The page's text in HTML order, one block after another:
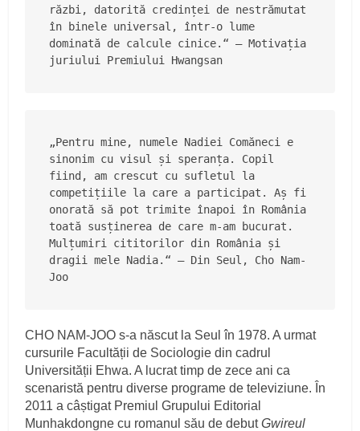
răzbi, datorită credinței de nestrămutat
în binele universal, într-o lume
dominată de calcule cinice.“ — Motivația
juriului Premiului Hwangsan
„Pentru mine, numele Nadiei Comăneci e
sinonim cu visul și speranța. Copil
fiind, am crescut cu sufletul la
competițiile la care a participat. Aș fi
onorată să pot trimite înapoi în România
toată susținerea de care m-am bucurat.
Mulțumiri cititorilor din România și
dragii mele Nadia.“ — Din Seul, Cho Nam-
Joo
CHO NAM-JOO s-a născut la Seul în 1978. A urmat
cursurile Facultății de Sociologie din cadrul
Universității Ehwa. A lucrat timp de zece ani ca
scenaristă pentru diverse programe de televiziune. În
2011 a câștigat Premiul Grupului Editorial
Munhakdongne cu romanul său de debutGwireul